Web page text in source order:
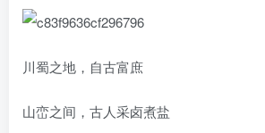
川蜀之地，自古富庶
山峦之间，古人采卤煮盐